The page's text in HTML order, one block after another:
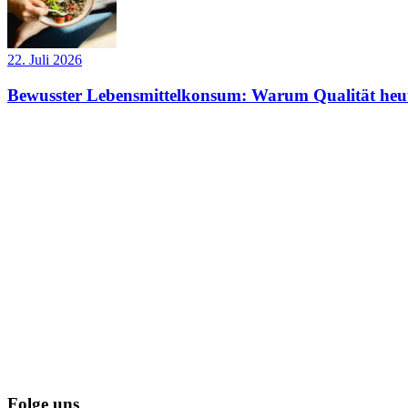
22. Juli 2026
Bewusster Lebensmittelkonsum: Warum Qualität